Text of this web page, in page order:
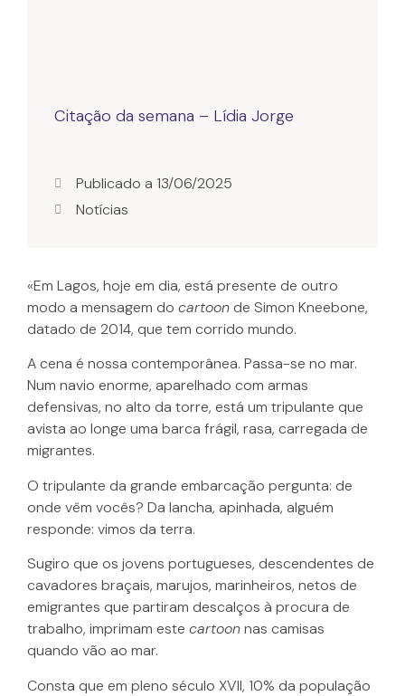
Citação da semana – Lídia Jorge
Publicado a 13/06/2025
Notícias
«Em Lagos, hoje em dia, está presente de outro
modo a mensagem do cartoon de Simon Kneebone,
datado de 2014, que tem corrido mundo.
A cena é nossa contemporânea. Passa-se no mar.
Num navio enorme, aparelhado com armas
defensivas, no alto da torre, está um tripulante que
avista ao longe uma barca frágil, rasa, carregada de
migrantes.
O tripulante da grande embarcação pergunta: de
onde vêm vocês? Da lancha, apinhada, alguém
responde: vimos da terra.
Sugiro que os jovens portugueses, descendentes de
cavadores braçais, marujos, marinheiros, netos de
emigrantes que partiram descalços à procura de
trabalho, imprimam este cartoonnas camisas
quando vão ao mar.
Consta que em pleno século XVII, 10% da população